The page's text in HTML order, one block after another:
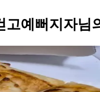
고예뻐지자